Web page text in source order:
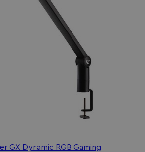
GX Dynamic RGB Gaming